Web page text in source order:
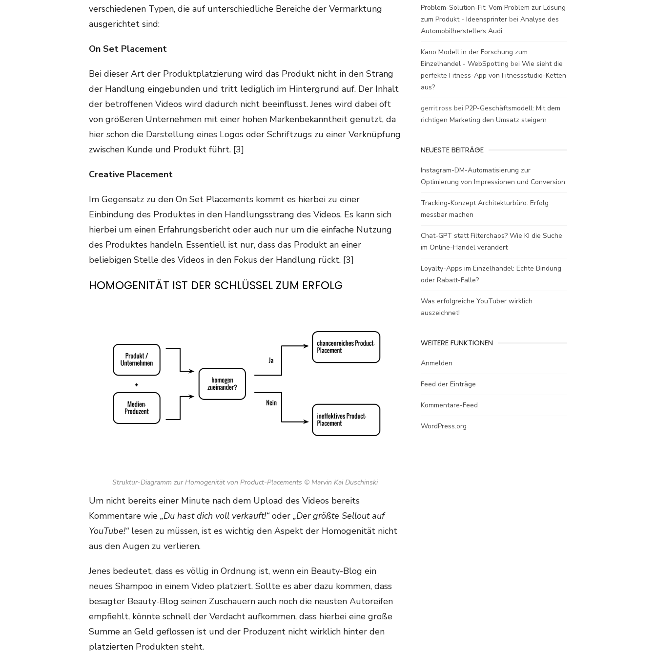
verschiedenen Typen, die auf unterschiedliche Bereiche der Vermarktung
ausgerichtet sind:
On Set Placement
Bei dieser Art der Produktplatzierung wird das Produkt nicht in den Strang
der Handlung eingebunden und tritt lediglich im Hintergrund auf. Der Inhalt
der betroffenen Videos wird dadurch nicht beeinflusst. Jenes wird dabei oft
von größeren Unternehmen mit einer hohen Markenbekanntheit genutzt, da
hier schon die Darstellung eines Logos oder Schriftzugs zu einer Verknüpfung
zwischen Kunde und Produkt führt. [3]
Creative Placement
Im Gegensatz zu den On Set Placements kommt es hierbei zu einer
Einbindung des Produktes in den Handlungsstrang des Videos. Es kann sich
hierbei um einen Erfahrungsbericht oder auch nur um die einfache Nutzung
des Produktes handeln. Essentiell ist nur, dass das Produkt an einer
beliebigen Stelle des Videos in den Fokus der Handlung rückt. [3]
HOMOGENITÄT IST DER SCHLÜSSEL ZUM ERFOLG
Struktur-Diagramm zur Homogenität von Product-Placements © Marvin Kai Duschinski
Um nicht bereits einer Minute nach dem Upload des Videos bereits
Kommentare wie „Du hast dich voll verkauft!“ oder „Der größte Sellout auf
YouTube!“ lesen zu müssen, ist es wichtig den Aspekt der Homogenität nicht
aus den Augen zu verlieren.
Jenes bedeutet, dass es völlig in Ordnung ist, wenn ein Beauty-Blog ein
neues Shampoo in einem Video platziert. Sollte es aber dazu kommen, dass
besagter Beauty-Blog seinen Zuschauern auch noch die neusten Autoreifen
empfiehlt, könnte schnell der Verdacht aufkommen, dass hierbei eine große
Summe an Geld geflossen ist und der Produzent nicht wirklich hinter den
platzierten Produkten steht.
Problem-Solution-Fit: Vom Problem zur Lösung
zum Produkt - Ideensprinter bei Analyse des
Automobilherstellers Audi
Kano Modell in der Forschung zum
Einzelhandel - WebSpotting bei Wie sieht die
perfekte Fitness-App von Fitnessstudio-Ketten
aus?
gerrit.ross bei P2P-Geschäftsmodell: Mit dem
richtigen Marketing den Umsatz steigern
NEUESTE BEITRÄGE
Instagram-DM-Automatisierung zur
Optimierung von Impressionen und Conversion
Tracking-Konzept Architekturbüro: Erfolg
messbar machen
Chat-GPT statt Filterchaos? Wie KI die Suche
im Online-Handel verändert
Loyalty-Apps im Einzelhandel: Echte Bindung
oder Rabatt-Falle?
Was erfolgreiche YouTuber wirklich
auszeichnet!
WEITERE FUNKTIONEN
Anmelden
Feed der Einträge
Kommentare-Feed
WordPress.org